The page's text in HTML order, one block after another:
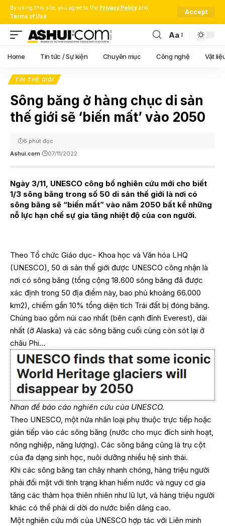
By using this site, you agree to the Privacy Policy and
Terms of Use.
Accept
Font
Resizer
Aa
Home Tin tức / Sự kiện Chuyên mục Công nghệ Vật
TIN THẾ GIỚI
Sông băng ở hàng chục di sản
thế giới sẽ ‘biến mất’ vào 2050
Ashui.com 07/11/2022
6 phút đọc
Ngày 3/11, UNESCO công bố nghiên cứu mới cho biết
1/3 sông băng trong số 50 di sản thế giới là nơi có
sông băng sẽ “biến mất” vào năm 2050 bất kể những
nỗ lực hạn chế sự gia tăng nhiệt độ của con người.
Theo Tổ chức Giáo dục- Khoa học và Văn hóa LHQ
(UNESCO), 50 di sản thế giới được UNESCO công nhận là
nơi có sông băng (tổng cộng 18.600 sông băng đã được
xác định trong 50 địa điểm này, bao phủ khoảng 66.000
km2), chiếm gần 10% tổng diện tích Trái đất bị đóng băng.
Chúng bao gồm núi cao nhất (bên cạnh đỉnh Everest), dài
nhất (ở Alaska) và các sông băng cuối cùng còn sót lại ở
châu Phi…
Nhan đề báo cáo nghiên cứu của UNESCO.
Theo UNESCO, một nửa nhân loại phụ thuộc trực tiếp hoặc
gián tiếp vào các sông băng (nước cho mục đích sinh hoạt,
nông nghiệp, năng lượng). Các sông băng cũng là trụ cột
của đa dạng sinh học, nuôi dưỡng nhiều hệ sinh thái.
Khi các sông băng tan chảy nhanh chóng, hàng triệu người
phải đối mặt với tình trạng khan hiếm nước và nguy cơ gia
tăng các thảm họa thiên nhiên như lũ lụt, và hàng triệu người
khác có thể phải di dời do nước biển dâng cao.
Một nghiên cứu mới của UNESCO hợp tác với Liên minh